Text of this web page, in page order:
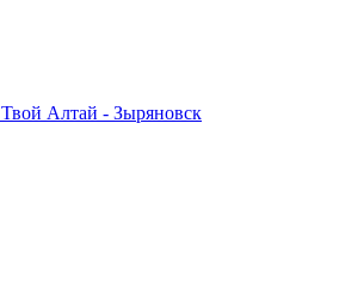
Твой Алтай - Зыряновск